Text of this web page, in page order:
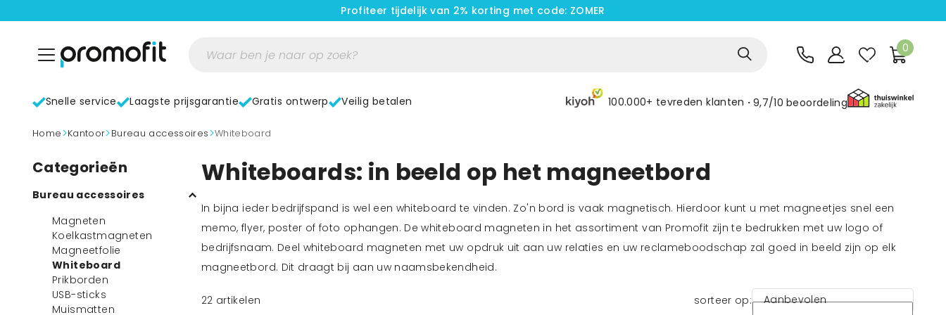
Profiteer tijdelijk van 2% korting met code: ZOMER
0
Snelle service Laagste prijsgarantie Gratis ontwerp Veilig betalen 100.000+ tevreden klanten 9,7/10 beoordeling
home> Kantoor> Bureau accessoires> Whiteboard
Categorieën
Bureau accessoires
Magneten
Koelkastmagneten
Magneetfolie
Whiteboard
Prikborden
USB-sticks
Muismatten
Whiteboards: in beeld op het magneetbord
In bijna ieder bedrijfspand is wel een whiteboard te vinden. Zo'n bord is vaak magnetisch. Hierdoor kunt u met magneetjes snel een
memo, flyer, poster of foto ophangen. De whiteboard magneten in het assortiment van Promofit zijn te bedrukken met uw logo of
bedrijfsnaam. Deel whiteboard magneten met uw opdruk uit aan uw relaties en uw reclameboodschap zal goed in beeld zijn op elk
magneetbord. Dit draagt bij aan uw naamsbekendheid.
22 artikelen sorteer op: Aanbevolen